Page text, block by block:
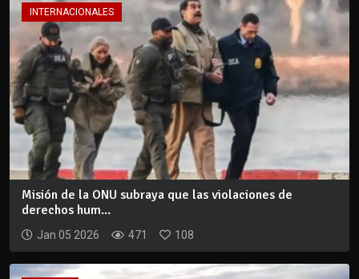
INTERNACIONALES
Misión de la ONU subraya que las violaciones de
derechos hum...
Jan 05 2026 471 108